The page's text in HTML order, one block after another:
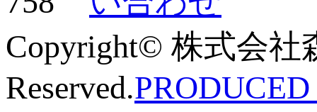
Copyright© 株式会社
Reserved.